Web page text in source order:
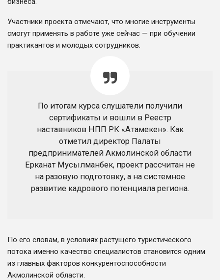
Участники проекта отмечают, что многие инструменты
смогут применять в работе уже сейчас — при обучении
практикантов и молодых сотрудников.
По итогам курса слушатели получили
сертификаты и вошли в Реестр
наставников НПП РК «Атамекен». Как
отметил директор Палаты
предпринимателей Акмолинской области
Ерканат Мусылманбек, проект рассчитан не
на разовую подготовку, а на системное
развитие кадрового потенциала региона.
По его словам, в условиях растущего туристического
потока именно качество специалистов становится одним
из главных факторов конкурентоспособности
Акмолинской области.